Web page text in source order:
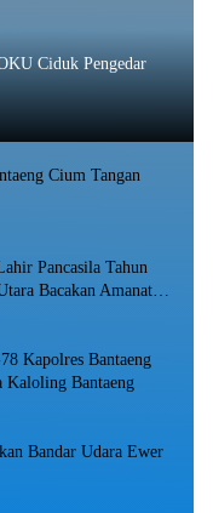
Ciduk Pengedar
Cium Tangan
Pancasila Tahun
Bacakan Amanat
Kapolres Bantaeng
Kaloling Bantaeng
Bandar Udara Ewer